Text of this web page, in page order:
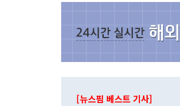
[뉴스핌 베스트 기사]